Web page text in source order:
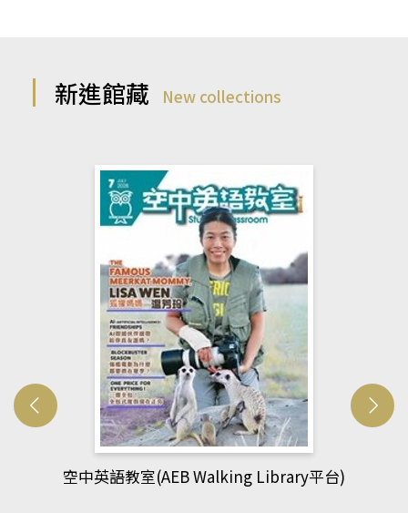
新進館藏 New collections
網管人(kono平台)